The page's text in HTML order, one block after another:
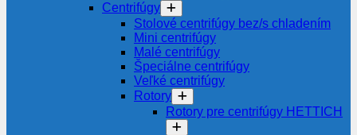
Centrifúgy
Stolové centrifúgy bez/s chladením
Mini centrifúgy
Malé centrifúgy
Špeciálne centrifúgy
Veľké centrifúgy
Rotory
Rotory pre centrifúgy HETTICH